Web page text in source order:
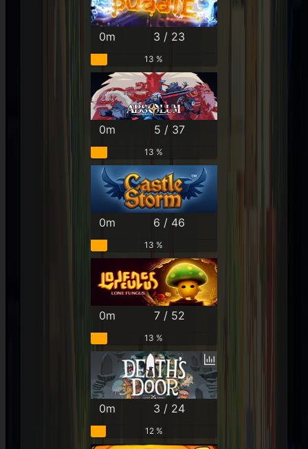
0m 3 / 23
13 %
0m 5 / 37
13 %
0m 6 / 46
13 %
0m 7 / 52
13 %
0m 3 / 24
12 %